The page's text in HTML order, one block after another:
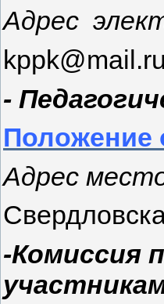
Адрес
kppk@mail.ru
-
Положение
Адрес
-Комиссия